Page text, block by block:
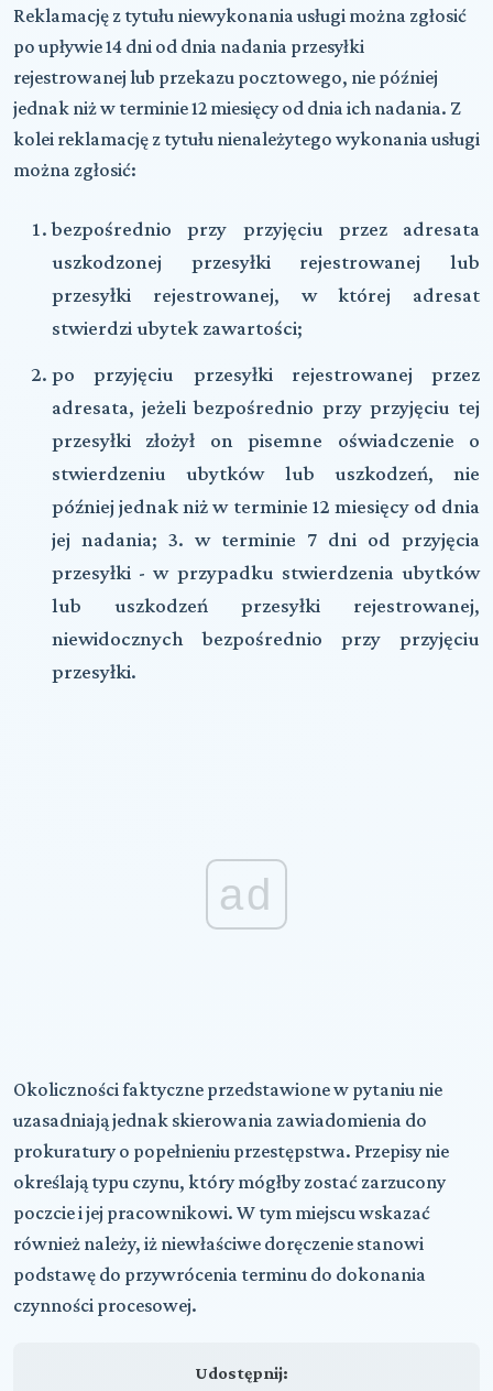
Reklamację z tytułu niewykonania usługi można zgłosić
po upływie 14 dni od dnia nadania przesyłki
rejestrowanej lub przekazu pocztowego, nie później
jednak niż w terminie 12 miesięcy od dnia ich nadania. Z
kolei reklamację z tytułu nienależytego wykonania usługi
można zgłosić:
bezpośrednio przy przyjęciu przez adresata
uszkodzonej przesyłki rejestrowanej lub
przesyłki rejestrowanej, w której adresat
stwierdzi ubytek zawartości;
po przyjęciu przesyłki rejestrowanej przez
adresata, jeżeli bezpośrednio przy przyjęciu tej
przesyłki złożył on pisemne oświadczenie o
stwierdzeniu ubytków lub uszkodzeń, nie
później jednak niż w terminie 12 miesięcy od dnia
jej nadania; 3. w terminie 7 dni od przyjęcia
przesyłki - w przypadku stwierdzenia ubytków
lub uszkodzeń przesyłki rejestrowanej,
niewidocznych bezpośrednio przy przyjęciu
przesyłki.
ad
Okoliczności faktyczne przedstawione w pytaniu nie
uzasadniają jednak skierowania zawiadomienia do
prokuratury o popełnieniu przestępstwa. Przepisy nie
określają typu czynu, który mógłby zostać zarzucony
poczcie i jej pracownikowi. W tym miejscu wskazać
również należy, iż niewłaściwe doręczenie stanowi
podstawę do przywrócenia terminu do dokonania
czynności procesowej.
Udostępnij: